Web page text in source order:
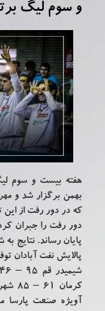
و سوم لیگ
بهمن برگزار شد و
که در دور رفت از